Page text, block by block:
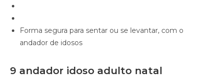
Forma segura para sentar ou se levantar, com o
andador de idosos
9 andador idoso adulto natal